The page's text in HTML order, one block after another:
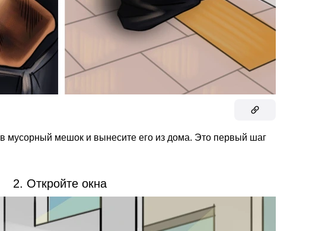
в мусорный мешок и вынесите его из дома. Это первый шаг
2. Откройте окна